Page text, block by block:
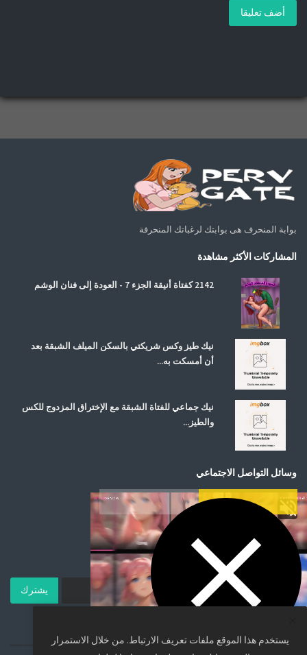
أضف تعليقا
بوابة المنحرف هى بوابتك لرغباتك المنحرفة
المشاركات الأكثر مشاهدة
2142 كفتاة أنيقة الجزء 7 - العودة إلى فنان الوشم
نيك طيز وكس شريكتي بالسكن الميلف الشبقة بعد
أن أمسكت به...
نيك جماعي للفتاة الشبقة مع الإختراق المزدوج للكس
والطيز...
وسائل التواصل الاجتماعي
اشترك في صحيفتنا الإخبارية
يشترك
يستخدم هذا الموقع ملفات تعريف الارتباط. من خلال الاستمرار